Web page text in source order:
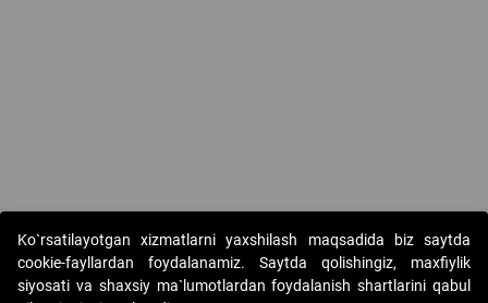
Copyright © 2017-2026. "Elektron onlayn-auksionlarni tashkil etish"
AJ. Barcha huquqlar himoyalangan
Ko`rsatilayotgan xizmatlarni yaxshilash maqsadida biz saytda
cookie-fayllardan foydalanamiz. Saytda qolishingiz, maxfiylik
siyosati va shaxsiy ma`lumotlardan foydalanish shartlarini qabul